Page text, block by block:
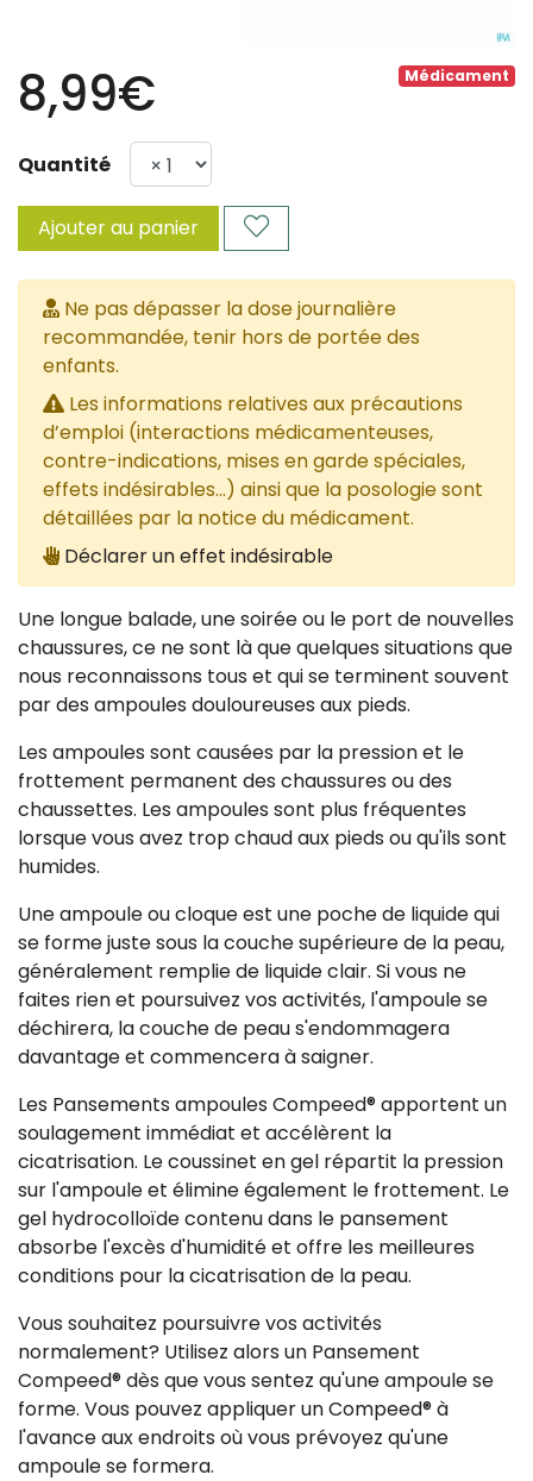
Médicament
8,99€
Quantité
Ajouter au panier
Ne pas dépasser la dose journalière
recommandée, tenir hors de portée des
enfants.
Les informations relatives aux précautions
d’emploi (interactions médicamenteuses,
contre-indications, mises en garde spéciales,
effets indésirables...) ainsi que la posologie sont
détaillées par la notice du médicament.
Déclarer un effet indésirable
Une longue balade, une soirée ou le port de nouvelles
chaussures, ce ne sont là que quelques situations que
nous reconnaissons tous et qui se terminent souvent
par des ampoules douloureuses aux pieds.
Les ampoules sont causées par la pression et le
frottement permanent des chaussures ou des
chaussettes. Les ampoules sont plus fréquentes
lorsque vous avez trop chaud aux pieds ou qu'ils sont
humides.
Une ampoule ou cloque est une poche de liquide qui
se forme juste sous la couche supérieure de la peau,
généralement remplie de liquide clair. Si vous ne
faites rien et poursuivez vos activités, l'ampoule se
déchirera, la couche de peau s'endommagera
davantage et commencera à saigner.
Les Pansements ampoules Compeed® apportent un
soulagement immédiat et accélèrent la
cicatrisation. Le coussinet en gel répartit la pression
sur l'ampoule et élimine également le frottement. Le
gel hydrocolloïde contenu dans le pansement
absorbe l'excès d'humidité et offre les meilleures
conditions pour la cicatrisation de la peau.
Vous souhaitez poursuivre vos activités
normalement? Utilisez alors un Pansement
Compeed® dès que vous sentez qu'une ampoule se
forme. Vous pouvez appliquer un Compeed® à
l'avance aux endroits où vous prévoyez qu'une
ampoule se formera.